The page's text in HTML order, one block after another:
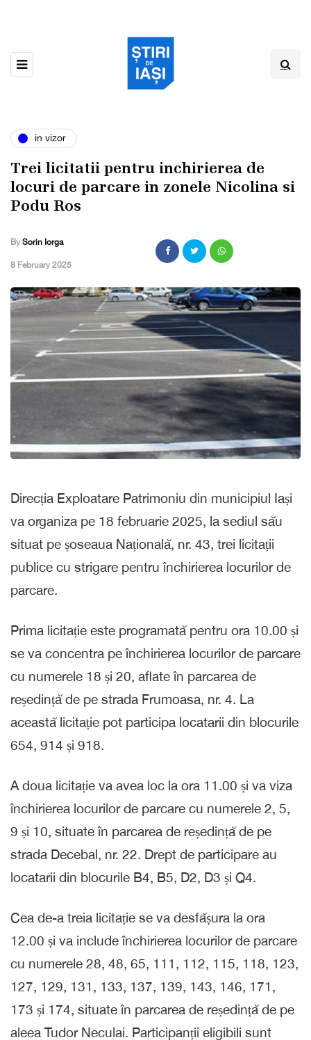
in vizor
Trei licitatii pentru inchirierea de
locuri de parcare in zonele Nicolina si
Podu Ros
By Sorin Iorga
,8 February 2025
Direcția Exploatare Patrimoniu din municipiul Iași
va organiza pe 18 februarie 2025, la sediul său
situat pe șoseaua Națională, nr. 43, trei licitații
publice cu strigare pentru închirierea locurilor de
parcare.
Prima licitație este programată pentru ora 10.00 și
se va concentra pe închirierea locurilor de parcare
cu numerele 18 și 20, aflate în parcarea de
reședință de pe strada Frumoasa, nr. 4. La
această licitație pot participa locatarii din blocurile
654, 914 și 918.
A doua licitație va avea loc la ora 11.00 și va viza
închirierea locurilor de parcare cu numerele 2, 5,
9 și 10, situate în parcarea de reședință de pe
strada Decebal, nr. 22. Drept de participare au
locatarii din blocurile B4, B5, D2, D3 și Q4.
Cea de-a treia licitație se va desfășura la ora
12.00 și va include închirierea locurilor de parcare
cu numerele 28, 48, 65, 111, 112, 115, 118, 123,
127, 129, 131, 133, 137, 139, 143, 146, 171,
173 și 174, situate în parcarea de reședință de pe
aleea Tudor Neculai. Participanții eligibili sunt